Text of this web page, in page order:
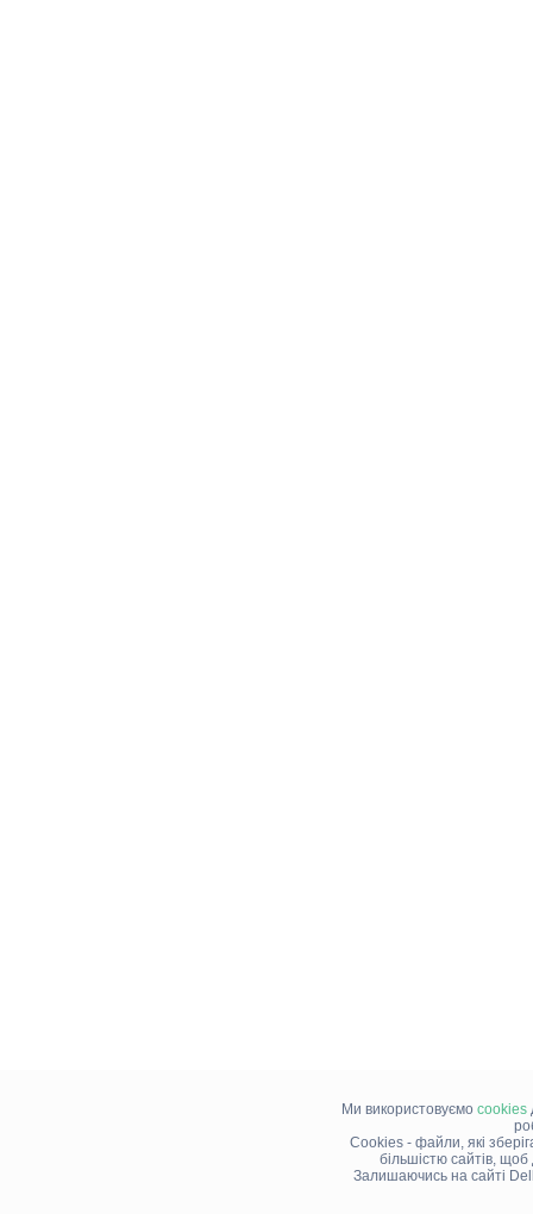
Ми використовуємо cookies
Cookies - файли, які
більшістю сайтів,
Залишаючись на сайті